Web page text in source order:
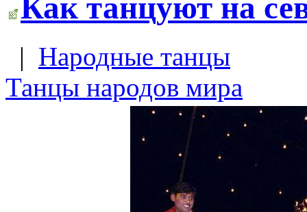
Как танцуют на
| Народные танцы
Танцы народов мира